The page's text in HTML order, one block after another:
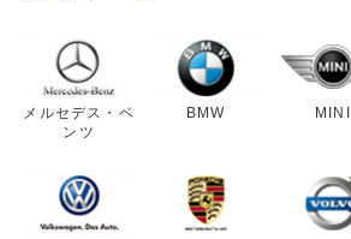
メルセデス・ベ
ンツ
BMW MINI